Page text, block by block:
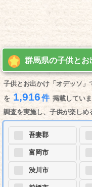
群馬県の子供と
子供とお出かけ「オデッソ」
を 1,916件 掲載してい
調査を実施し、子供が楽しめ
吾妻郡
富岡市
渋川市